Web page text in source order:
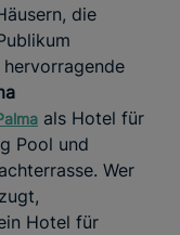
die
als Hotel für
Pool und
Wer
Hotel für